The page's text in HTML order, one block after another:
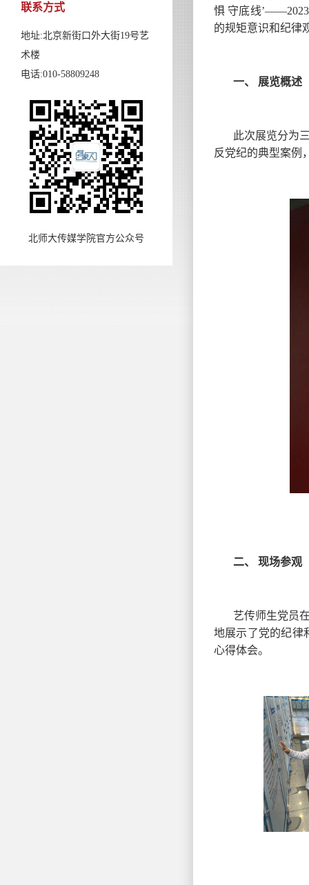
联系方式
地址:北京新街口外大街19号艺
术楼
电话:010-58809248
北师大传媒学院官方公众号
惧 守底线
的规矩意识和纪律
一、 展览概述
此次展览分为
反党纪的典型案例
二、 现场参观
艺传师生党员
地展示了党的纪律
心得体会。